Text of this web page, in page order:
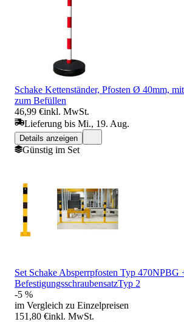
Schake Kettenständer, Pfosten Ø 40mm,
zum Befüllen
46,99 €inkl. MwSt.
Lieferung bis Mi., 19. Aug.
Details anzeigen
Günstig im Set
Set Schake Absperrpfosten Typ 470NPBG
BefestigungsschraubensatzTyp 2
-5 %
im Vergleich zu Einzelpreisen
151,80 €inkl. MwSt.